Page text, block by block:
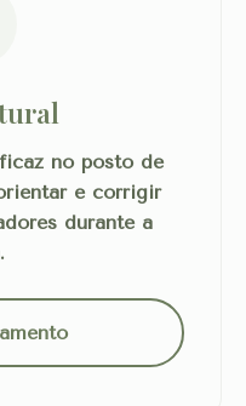
no posto de
e corrigir
durante a